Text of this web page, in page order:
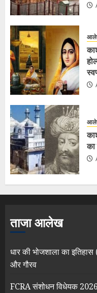
का
ताजा आलेख
धार की भोजशाला का
और गौरव
FCRA संशोधन विधेयक